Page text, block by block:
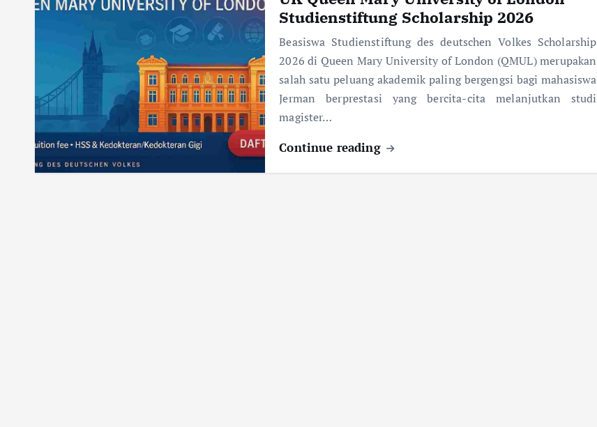
Studienstiftung Scholarship 2026
Beasiswa Studienstiftung des deutschen Volkes Scholarship
2026 di Queen Mary University of London (QMUL) merupakan
salah satu peluang akademik paling bergengsi bagi mahasiswa
Jerman berprestasi yang bercita-cita melanjutkan studi
magister…
Continue reading